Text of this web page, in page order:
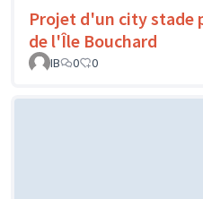
Projet d'un city stade
de l'Île Bouchard
IB
0 0